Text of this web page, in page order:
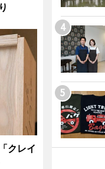
クレイ